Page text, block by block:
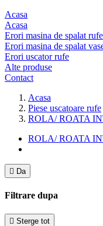
Acasa
Acasa
Erori masina de spalat rufe
Erori masina de spalat
Erori uscator rufe
Alte produse
Contact
Acasa
Piese uscatoare rufe
ROLA/ ROATA
ROLA/ ROATA
 Da
Filtrare dupa
 Sterge tot